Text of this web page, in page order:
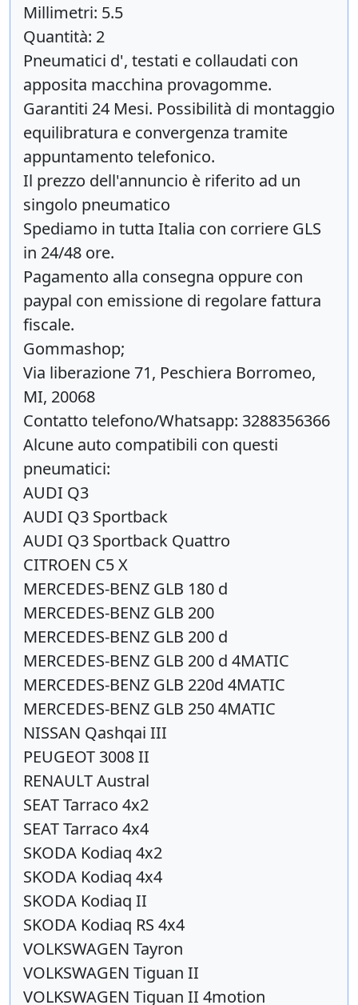
Millimetri: 5.5
Quantità: 2
Pneumatici d', testati e collaudati con
apposita macchina provagomme.
Garantiti 24 Mesi. Possibilità di montaggio
equilibratura e convergenza tramite
appuntamento telefonico.
Il prezzo dell'annuncio è riferito ad un
singolo pneumatico
Spediamo in tutta Italia con corriere GLS
in 24/48 ore.
Pagamento alla consegna oppure con
paypal con emissione di regolare fattura
fiscale.
Gommashop;
Via liberazione 71, Peschiera Borromeo,
MI, 20068
Contatto telefono/Whatsapp: 3288356366
Alcune auto compatibili con questi
pneumatici:
AUDI Q3
AUDI Q3 Sportback
AUDI Q3 Sportback Quattro
CITROEN C5 X
MERCEDES-BENZ GLB 180 d
MERCEDES-BENZ GLB 200
MERCEDES-BENZ GLB 200 d
MERCEDES-BENZ GLB 200 d 4MATIC
MERCEDES-BENZ GLB 220d 4MATIC
MERCEDES-BENZ GLB 250 4MATIC
NISSAN Qashqai III
PEUGEOT 3008 II
RENAULT Austral
SEAT Tarraco 4x2
SEAT Tarraco 4x4
SKODA Kodiaq 4x2
SKODA Kodiaq 4x4
SKODA Kodiaq II
SKODA Kodiaq RS 4x4
VOLKSWAGEN Tayron
VOLKSWAGEN Tiguan II
VOLKSWAGEN Tiguan II 4motion